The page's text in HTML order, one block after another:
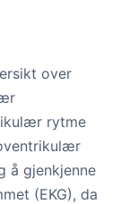
over
rytme
å gjenkjenne
(EKG), da